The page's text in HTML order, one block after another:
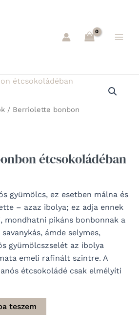
/ Berriolette bonbon
étcsokoládéban
gyümölcs, ez esetben málna és
– azaz ibolya; ez adja ennek
mondhatni pikáns bonbonnak a
ámde selymes,
gyümölcszselét az ibolya
emeli rafinált szintre. A
étcsokoládé csak elmélyíti
teszem